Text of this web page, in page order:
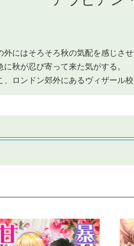
にはそろそろ秋の気配を感じさ
に秋が忍び寄って来た気がする。
ロンドン郊外にあるヴィザール